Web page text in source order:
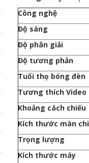
Công nghệ
Độ sáng
Độ phân giải
Độ tương phản
Tuổi thọ bóng đèn
Tương thích Video
Khoảng cách chiếu
Kích thước màn
Trọng lượng
Kích thước máy